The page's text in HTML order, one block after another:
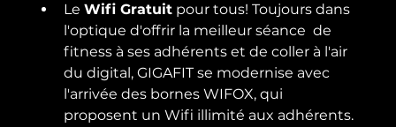
Le Wifi Gratuit pour tous! Toujours dans
l'optique d'offrir la meilleur séance  de
fitness à ses adhérents et de coller à l'air
du digital, GIGAFIT se modernise avec
l'arrivée des bornes WIFOX, qui
proposent un Wifi illimité aux adhérents.